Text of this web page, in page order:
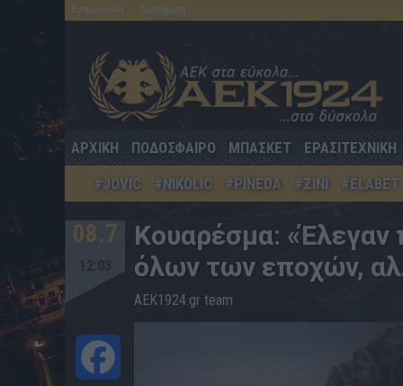
Επικοινωνία Διαφήμιση
ΑΡΧΙΚΗ ΠΟΔΟΣΦΑΙΡΟ ΜΠΑΣΚΕΤ ΕΡΑΣΙΤΕΧΝΙΚΗ
#JOVIC
#NIKOLIC #PINEDA #ZINI #ELABET
08.7
Κουαρέσμα:
όλων των εποχών,
AEK1924.gr team